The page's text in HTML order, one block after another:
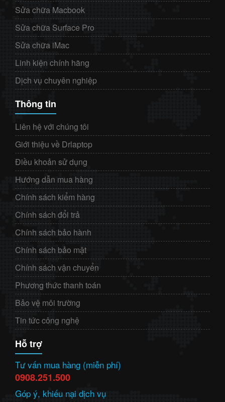
Sửa chữa Macbook
Sửa chữa Surface Pro
Sửa chữa iMac
Linh kiện chính hãng
Dịch vụ chuyên nghiệp
Thông tin
Liên hệ với chúng tôi
Giới thiệu về Drlaptop
Điều khoản sử dụng
Hướng dẫn mua hàng
Chính sách kiểm hàng
Chính sách đổi trả
Chính sách bảo hành
Chính sách bảo mật
Chính sách vận chuyển
Phương thức thanh toán
Bảo vệ môi trường
Tin tức công nghệ
Hỗ trợ
Tư vấn mua hàng (miễn phí)
0908.251.500
Góp ý, khiếu nại dịch vụ